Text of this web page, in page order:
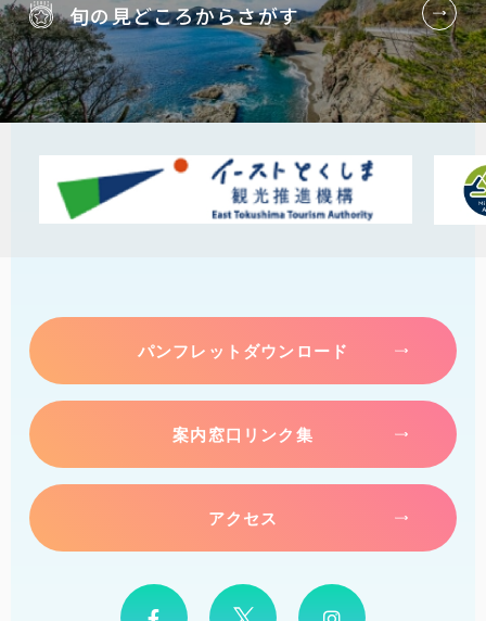
旬の見どころからさがす
パンフレットダウンロード
案内窓口リンク集
アクセス